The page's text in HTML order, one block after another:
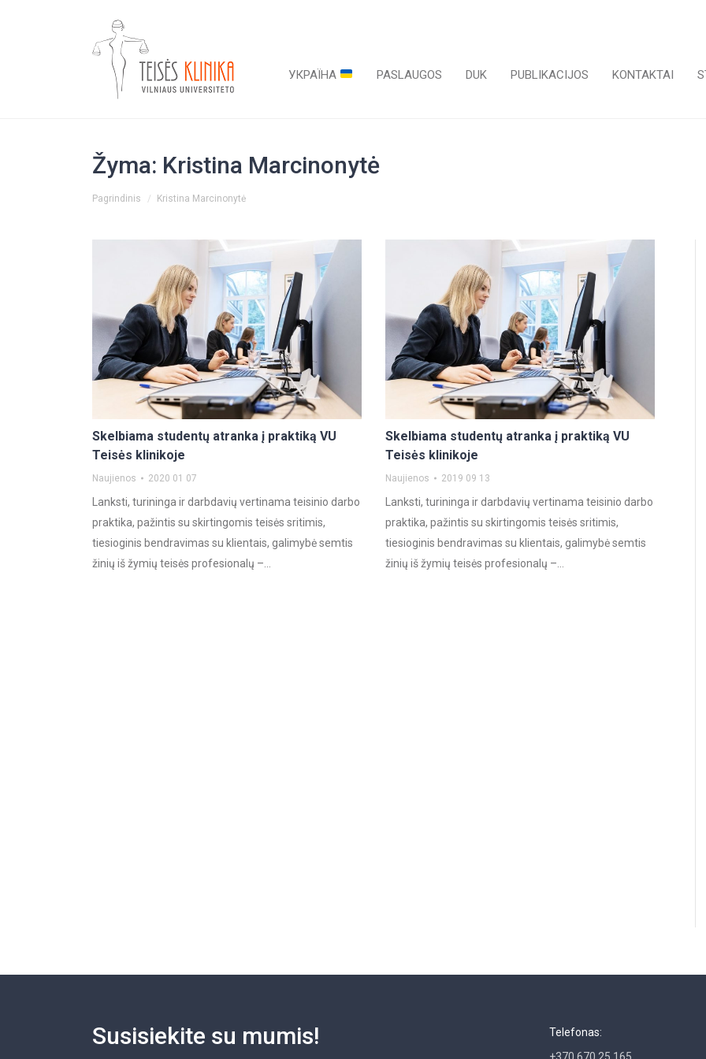
УКРАЇНА PASLAUGOS DUK PUBLIKACIJOS KONTAKTAI
Žyma: Kristina Marcinonytė
You are here:
Pagrindinis Kristina Marcinonytė
Skelbiama studentų atranka į praktiką VU
Teisės klinikoje
Naujienos 2020 01 07
Lanksti, turininga ir darbdavių vertinama teisinio darbo
praktika, pažintis su skirtingomis teisės sritimis,
tiesioginis bendravimas su klientais, galimybė semtis
žinių iš žymių teisės profesionalų –…
Skelbiama studentų atranka į praktiką VU
Teisės klinikoje
Naujienos 2019 09 13
Lanksti, turininga ir darbdavių vertinama teisinio darbo
praktika, pažintis su skirtingomis teisės sritimis,
tiesioginis bendravimas su klientais, galimybė semtis
žinių iš žymių teisės profesionalų –…
Susisiekite su mumis!
Telefonas: